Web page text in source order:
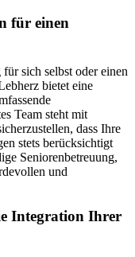
für einen
sich selbst oder einen
bietet eine
Team steht mit
dass Ihre
stets berücksichtigt
Seniorenbetreuung,
und
Integration Ihrer